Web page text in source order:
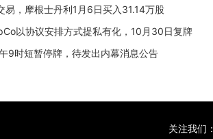
，摩根士丹利1月6日买入31.14万股
以协议安排方式提私有化，10月30日复牌
9时短暂停牌，待发出内幕消息公告
关注我们：